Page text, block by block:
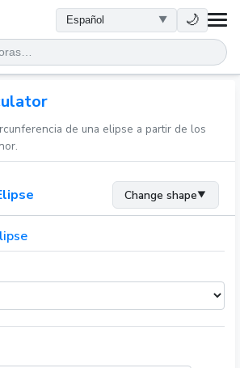
🌙
de una elipse a partir de los
Change shape▼